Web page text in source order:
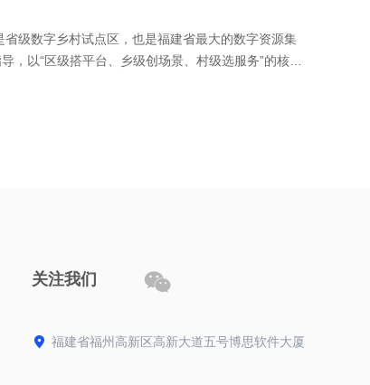
级数字乡村试点区，也是福建省最大的数字资源集
以“区级搭平台、乡级创场景、村级选服务”的核心
关注我们 
 福建省福州高新区高新大道五号博思软件大厦